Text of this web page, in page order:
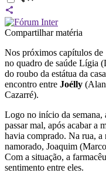
Compartilhar matéria
Nos próximos capítulos de
no quadro de saúde Lígia
do roubo da estátua da
encontro entre Joélly
Cazarré).
Logo no início da semana,
passar mal, após acabar a
havia comprado. Na rua, a
namorado, Joaquim
Com a situação, a
sentimento entre eles.